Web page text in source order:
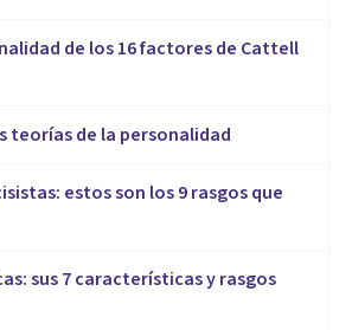
de los 16 factores de Cattell
teorías de la personalidad
estos son los 9 rasgos que
sus 7 características y rasgos